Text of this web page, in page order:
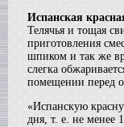
в г. Воронеж
Жиротопка
в г. Воронеж
Вакуумный реактор
в г.Тверь
Диссольвер
в г. Саратов
Вакуум-выпарной
Испанская
Телячья и тощая
приготовления
шпиком и так же
слегка
помещении перед
«Испанскую
дня, т. е. не менее